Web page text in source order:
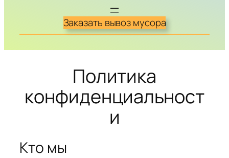
Заказать вывоз мусора
Политика
конфиденциальност
и
Кто мы